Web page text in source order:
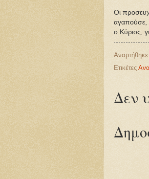
Οι
αγαπούσε,
ο Κύριος,
Ετικέτες
Δεν